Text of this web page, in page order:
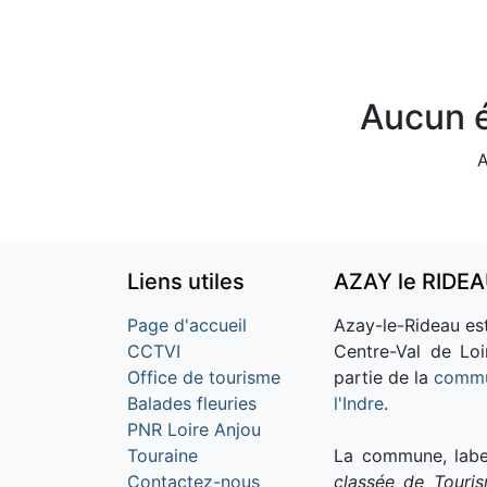
Aucun
Liens utiles
Page d'accueil
CCTVI
Office de tourisme
Balades fleuries
PNR Loire Anjou
Touraine
Contactez-nous
AZAY le
Azay-le-Rideau
Centre-Val de
partie de la
l'Indre.
La commune,
classée de